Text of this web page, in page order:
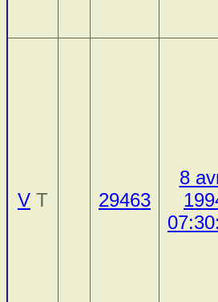
V T 29463
8